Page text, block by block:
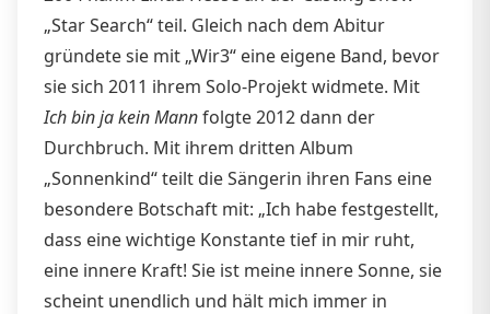
„Star Search“ teil. Gleich nach dem Abitur
gründete sie mit „Wir3“ eine eigene Band, bevor
sie sich 2011 ihrem Solo-Projekt widmete. Mit
Ich bin ja kein Mannfolgte 2012 dann der
Durchbruch. Mit ihrem dritten Album
„Sonnenkind“ teilt die Sängerin ihren Fans eine
besondere Botschaft mit: „Ich habe festgestellt,
dass eine wichtige Konstante tief in mir ruht,
eine innere Kraft! Sie ist meine innere Sonne, sie
scheint unendlich und hält mich immer in